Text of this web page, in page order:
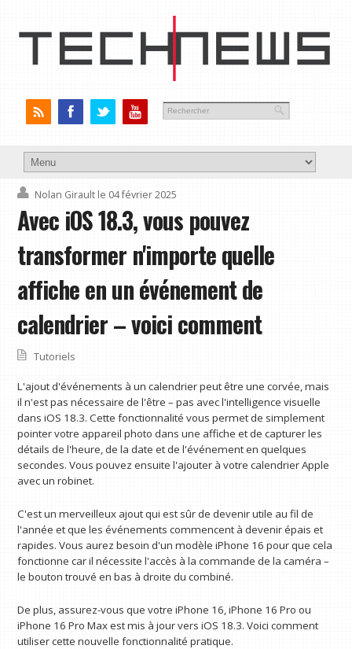
Nolan Girault le 04 février 2025
Avec iOS 18.3, vous pouvez
transformer n'importe quelle
affiche en un événement de
calendrier – voici comment
Tutoriels
L'ajout d'événements à un calendrier peut être une corvée, mais
il n'est pas nécessaire de l'être – pas avec l'intelligence visuelle
dans iOS 18.3. Cette fonctionnalité vous permet de simplement
pointer votre appareil photo dans une affiche et de capturer les
détails de l'heure, de la date et de l'événement en quelques
secondes. Vous pouvez ensuite l'ajouter à votre calendrier Apple
avec un robinet.
C'est un merveilleux ajout qui est sûr de devenir utile au fil de
l'année et que les événements commencent à devenir épais et
rapides. Vous aurez besoin d'un modèle iPhone 16 pour que cela
fonctionne car il nécessite l'accès à la commande de la caméra –
le bouton trouvé en bas à droite du combiné.
De plus, assurez-vous que votre iPhone 16, iPhone 16 Pro ou
iPhone 16 Pro Max est mis à jour vers iOS 18.3. Voici comment
utiliser cette nouvelle fonctionnalité pratique.